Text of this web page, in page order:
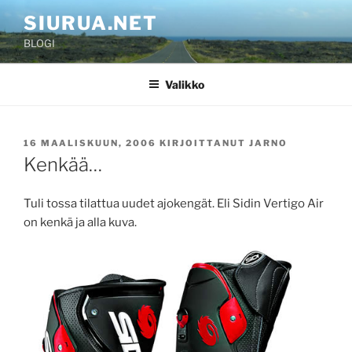
sisältöönSIURUA.NET
BLOGI
Valikko
JULKAISTU
16 MAALISKUUN, 2006 KIRJOITTANUT JARNO
Kenkää…
Tuli tossa tilattua uudet ajokengät. Eli Sidin Vertigo Air
on kenkä ja alla kuva.